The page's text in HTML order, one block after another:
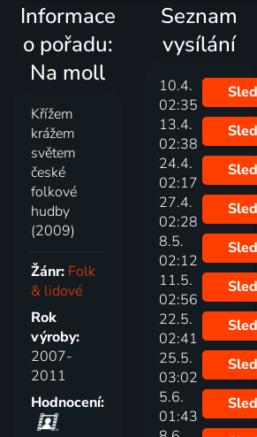
Informace
o pořadu:
Na moll
Křížem
krážem
světem
české
folkové
hudby
(2009)
Žánr: Folk
& lidové
Rok
výroby:
2007-
2011
Hodnocení:
Seznam
vysílání
10.4.
02:35
13.4.
02:38
24.4.
02:17
27.4.
02:28
8.5.
02:12
11.5.
02:56
22.5.
02:41
25.5.
03:02
5.6.
01:43